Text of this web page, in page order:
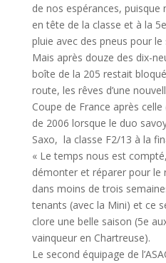
de nos espérances, puisque
en tête de la classe et à la
pluie avec des pneus pour
Mais après douze des dix-
boîte de la 205 restait
route, les rêves d’une
Coupe de France après
de 2006 lorsque le duo
Saxo, la classe F2/13 à la
« Le temps nous est
démonter et réparer pour le
dans moins de trois
tenants (avec la Mini) et ce
clore une belle saison (5e
vainqueur en Chartreuse).
Le second équipage de